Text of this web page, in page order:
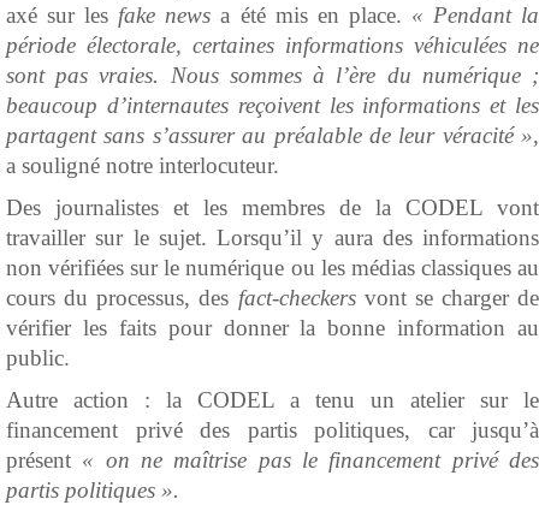
axé sur les fake news a été mis en place. « Pendant la
période électorale, certaines informations véhiculées ne
sont pas vraies. Nous sommes à l’ère du numérique ;
beaucoup d’internautes reçoivent les informations et les
partagent sans s’assurer au préalable de leur véracité »,
a souligné notre interlocuteur.
Des journalistes et les membres de la CODEL vont
travailler sur le sujet. Lorsqu’il y aura des informations
non vérifiées sur le numérique ou les médias classiques au
cours du processus, des fact-checkersvont se charger de
vérifier les faits pour donner la bonne information au
public.
Autre action : la CODEL a tenu un atelier sur le
financement privé des partis politiques, car jusqu’à
présent « on ne maîtrise pas le financement privé des
partis politiques ».